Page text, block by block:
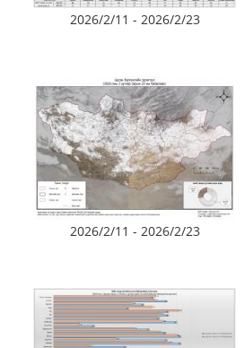
2026/2/11 - 2026/2/23
2026/2/11 - 2026/2/23